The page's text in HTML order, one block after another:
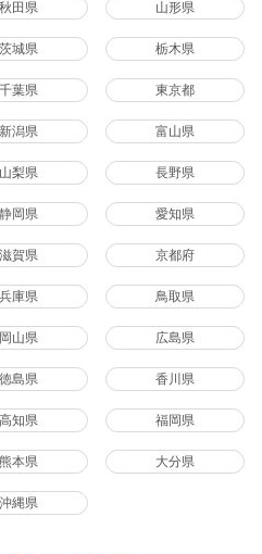
秋田県 山形県
茨城県 栃木県
千葉県 東京都
新潟県 富山県
山梨県 長野県
静岡県 愛知県
滋賀県 京都府
兵庫県 鳥取県
岡山県 広島県
徳島県 香川県
高知県 福岡県
熊本県 大分県
沖縄県